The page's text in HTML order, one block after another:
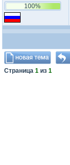
100%
Страница 1 из 1